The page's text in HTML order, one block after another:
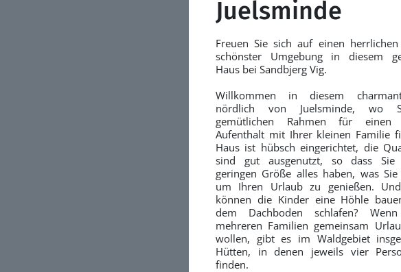
Juelsminde
Freuen Sie sich auf einen
schönster Umgebung in diesem
Haus bei Sandbjerg Vig.
Willkommen in diesem
nördlich von Juelsminde, wo
gemütlichen Rahmen für einen
Aufenthalt mit Ihrer kleinen Familie
Haus ist hübsch eingerichtet, die
sind gut ausgenutzt, so dass
geringen Größe alles haben, was Sie
um Ihren Urlaub zu genießen.
können die Kinder eine Höhle
dem Dachboden schlafen?
mehreren Familien gemeinsam
wollen, gibt es im Waldgebiet
Hütten, in denen jeweils vier
finden.